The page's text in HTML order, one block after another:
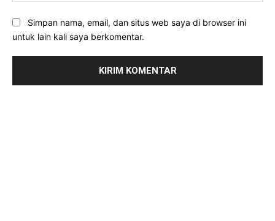
Simpan nama, email, dan situs web saya di browser ini
untuk lain kali saya berkomentar.